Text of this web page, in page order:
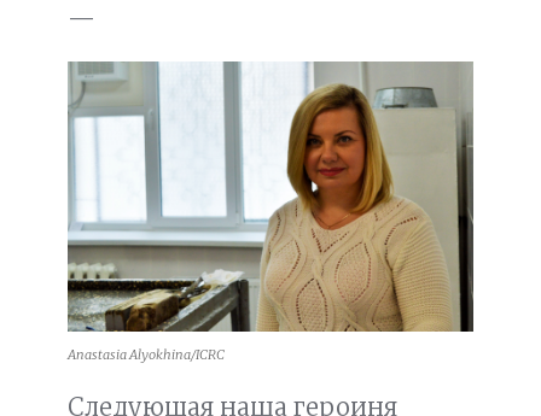
—
Anastasia Alyokhina/ICRC
Следующая наша героиня